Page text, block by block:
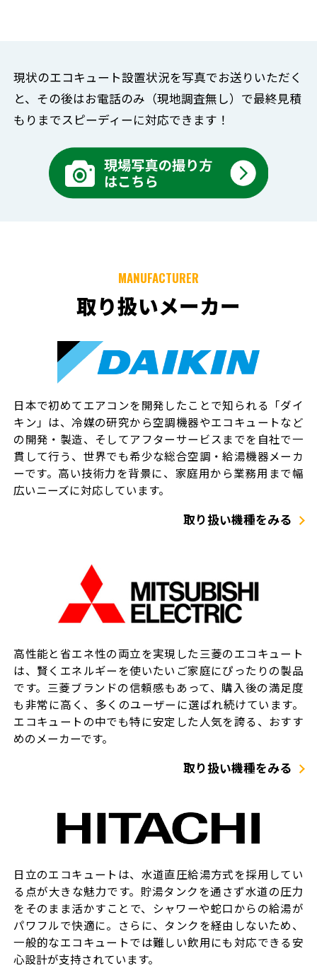
現状のエコキュート設置状況を写真でお送りいただく
と、 その後はお電話のみ（現地調査無し）で最終見積
もりまでスピーディーに対応できます！
MANUFACTURER
取り扱いメーカー
日本で初めてエアコンを開発したことで知られる「ダイ
キン」は、冷媒の研究から空調機器やエコキュートなど
の開発・製造、そしてアフターサービスまでを自社で一
貫して行う、世界でも希少な総合空調・給湯機器メーカ
ーです。高い技術力を背景に、家庭用から業務用まで幅
広いニーズに対応しています。
取り扱い機種をみる
高性能と省エネ性の両立を実現した三菱のエコキュート
は、賢くエネルギーを使いたいご家庭にぴったりの製品
です。三菱ブランドの信頼感もあって、購入後の満足度
も非常に高く、多くのユーザーに選ばれ続けています。
エコキュートの中でも特に安定した人気を誇る、おすす
めのメーカーです。
取り扱い機種をみる
日立のエコキュートは、水道直圧給湯方式を採用してい
る点が大きな魅力です。貯湯タンクを通さず水道の圧力
をそのまま活かすことで、シャワーや蛇口からの給湯が
パワフルで快適に。さらに、タンクを経由しないため、
一般的なエコキュートでは難しい飲用にも対応できる安
心設計が支持されています。